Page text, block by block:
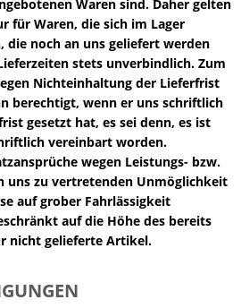
Waren sind. Daher gelten
für Waren, die sich im Lager
die noch an uns geliefert werden
stets unverbindlich. Zum
Nichteinhaltung der Lieferfrist
berechtigt, wenn er uns schriftlich
gesetzt hat, es sei denn, es ist
vereinbart worden.
wegen Leistungs- bzw.
uns zu vertretenden Unmöglichkeit
auf grober Fahrlässigkeit
auf die Höhe des bereits
nicht gelieferte Artikel.